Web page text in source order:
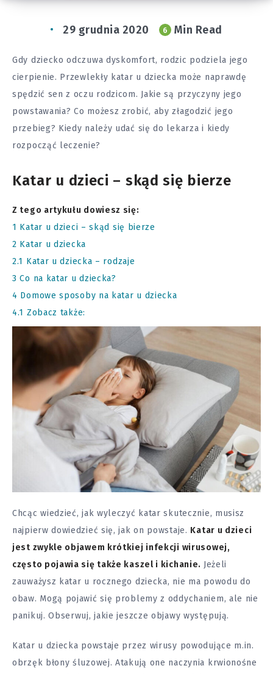
29 grudnia 2020 6 Min Read
Gdy dziecko odczuwa dyskomfort, rodzic podziela jego
cierpienie. Przewlekły katar u dziecka może naprawdę
spędzić sen z oczu rodzicom. Jakie są przyczyny jego
powstawania? Co możesz zrobić, aby złagodzić jego
przebieg? Kiedy należy udać się do lekarza i kiedy
rozpocząć leczenie?
Katar u dzieci – skąd się bierze
Z tego artykułu dowiesz się:
1 Katar u dzieci – skąd się bierze
2 Katar u dziecka
2.1 Katar u dziecka – rodzaje
3 Co na katar u dziecka?
4 Domowe sposoby na katar u dziecka
4.1 Zobacz także:
Chcąc wiedzieć, jak wyleczyć katar skutecznie, musisz
najpierw dowiedzieć się, jak on powstaje. Katar u dzieci
jest zwykle objawem krótkiej infekcji wirusowej,
często pojawia się także kaszel i kichanie. Jeżeli
zauważysz katar u rocznego dziecka, nie ma powodu do
obaw. Mogą pojawić się problemy z oddychaniem, ale nie
panikuj. Obserwuj, jakie jeszcze objawy występują.
Katar u dziecka powstaje przez wirusy powodujące m.in.
obrzęk błony śluzowej. Atakują one naczynia krwionośne